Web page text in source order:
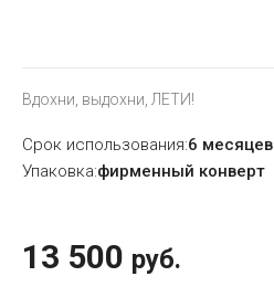
Вдохни, выдохни, ЛЕТИ!
Срок использования:6 месяцев
Упаковка:фирменный конверт
13 500 руб.